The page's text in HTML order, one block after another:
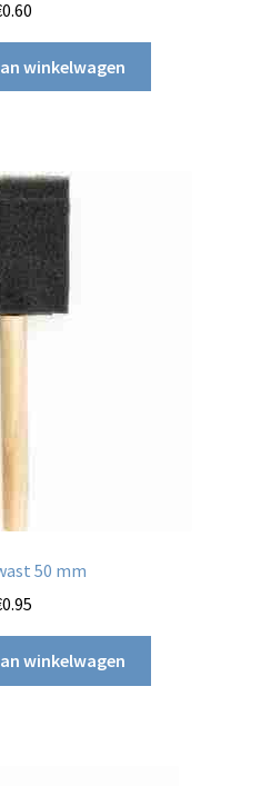
0.60
winkelwagen
50 mm
0.95
winkelwagen